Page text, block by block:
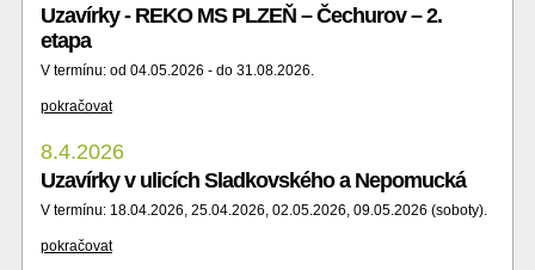
Uzavírky - REKO MS PLZEŇ – Čechurov – 2.
etapa
V termínu: od 04.05.2026 - do 31.08.2026.
pokračovat
8.4.2026
Uzavírky v ulicích Sladkovského a Nepomucká
V termínu: 18.04.2026, 25.04.2026, 02.05.2026, 09.05.2026 (soboty).
pokračovat